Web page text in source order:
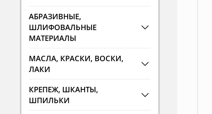
АБРАЗИВНЫЕ,
ШЛИФОВАЛЬНЫЕ
МАТЕРИАЛЫ
МАСЛА, КРАСКИ, ВОСКИ,
ЛАКИ
КРЕПЕЖ, ШКАНТЫ,
ШПИЛЬКИ